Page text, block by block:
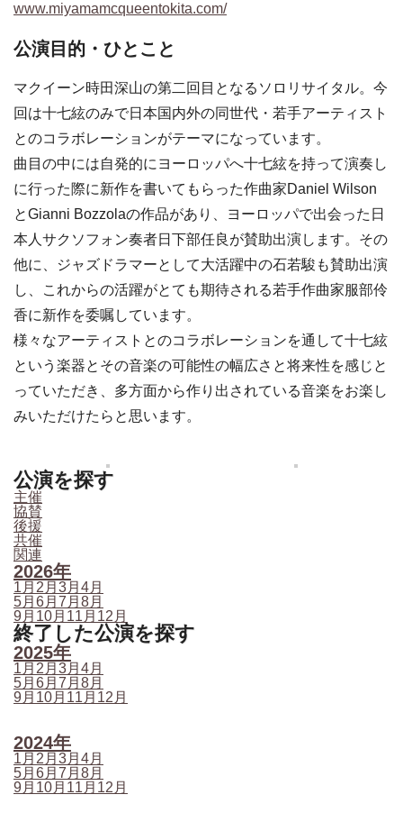
www.miyamamcqueentokita.com/
公演目的・ひとこと
マクイーン時田深山の第二回目となるソロリサイタル。今
回は十七絃のみで日本国内外の同世代・若手アーティスト
とのコラボレーションがテーマになっています。
曲目の中には自発的にヨーロッパへ十七絃を持って演奏し
に行った際に新作を書いてもらった作曲家Daniel Wilson
とGianni Bozzolaの作品があり、ヨーロッパで出会った日
本人サクソフォン奏者日下部任良が賛助出演します。その
他に、ジャズドラマーとして大活躍中の石若駿も賛助出演
し、これからの活躍がとても期待される若手作曲家服部伶
香に新作を委嘱しています。
様々なアーティストとのコラボレーションを通して十七絃
という楽器とその音楽の可能性の幅広さと将来性を感じと
っていただき、多方面から作り出されている音楽をお楽し
みいただけたらと思います。
公演を探す
主催
協賛
後援
共催
関連
2026年
1月 2月 3月 4月
5月 6月 7月 8月
9月 10月 11月 12月
終了した公演を探す
2025年
1月 2月 3月 4月
5月 6月 7月 8月
9月 10月 11月 12月
2024年
1月 2月 3月 4月
5月 6月 7月 8月
9月 10月 11月 12月